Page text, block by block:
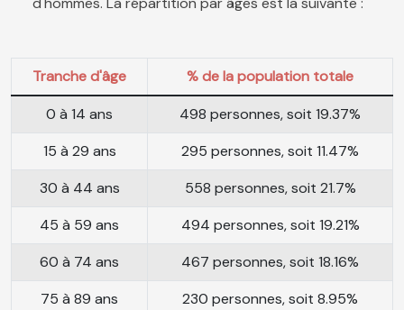
Tranche d'âge
% de la population totale
0 à 14 ans
498 personnes, soit 19.37%
15 à 29 ans
295 personnes, soit 11.47%
30 à 44 ans
558 personnes, soit 21.7%
45 à 59 ans
494 personnes, soit 19.21%
60 à 74 ans
467 personnes, soit 18.16%
75 à 89 ans
230 personnes, soit 8.95%